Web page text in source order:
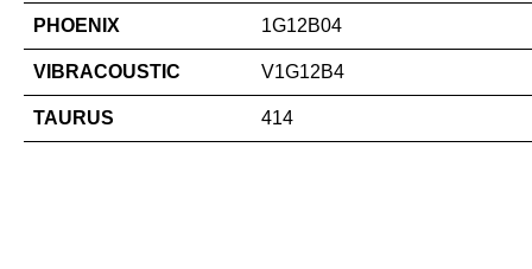
PHOENIX 1G12B04
VIBRACOUSTIC V1G12B4
TAURUS 414